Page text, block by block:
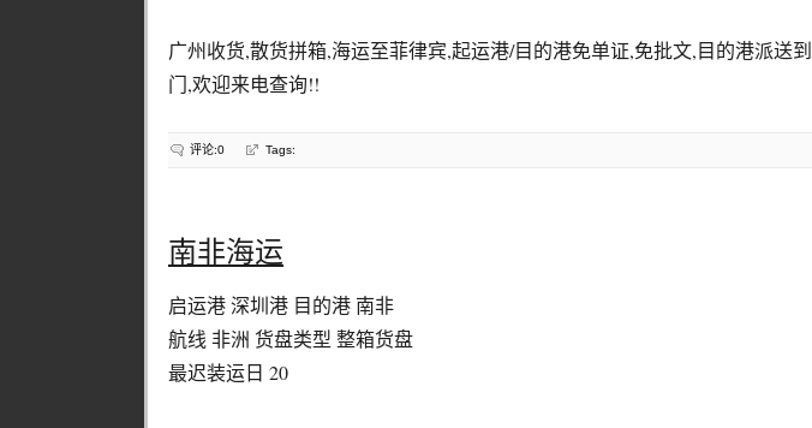
广州收货,散货拼箱,海运至菲律宾,起运港/目的港免单证,免批文,目的港派送到
门,欢迎来电查询!!
评论:0 Tags:
南非海运
启运港 深圳港 目的港 南非
航线 非洲 货盘类型 整箱货盘
最迟装运日 20